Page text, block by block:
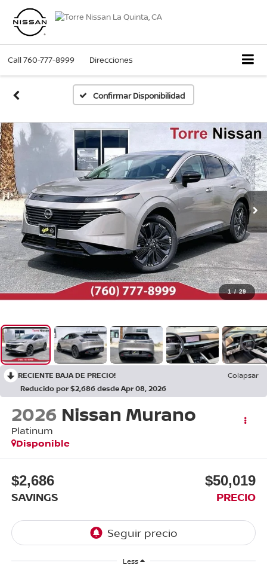
Call760-777-8999 Direcciones
Confirmar Disponibilidad
1 / 29
RECIENTE BAJA DE PRECIO!
Colapsar
Reducido por $2,686 desde Apr 08, 2026
2026 Nissan Murano
Platinum
Disponible
$2,686
SAVINGS
$50,019
PRECIO
Less